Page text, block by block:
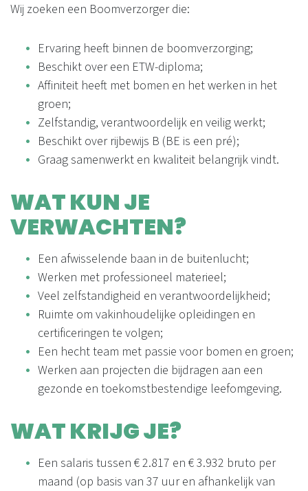
Wij zoeken een Boomverzorger die:
Ervaring heeft binnen de boomverzorging;
Beschikt over een ETW-diploma;
Affiniteit heeft met bomen en het werken in het
groen;
Zelfstandig, verantwoordelijk en veilig werkt;
Beschikt over rijbewijs B (BE is een pré);
Graag samenwerkt en kwaliteit belangrijk vindt.
WAT KUN JE
VERWACHTEN?
Een afwisselende baan in de buitenlucht;
Werken met professioneel materieel;
Veel zelfstandigheid en verantwoordelijkheid;
Ruimte om vakinhoudelijke opleidingen en
certificeringen te volgen;
Een hecht team met passie voor bomen en groen;
Werken aan projecten die bijdragen aan een
gezonde en toekomstbestendige leefomgeving.
WAT KRIJG JE?
Een salaris tussen € 2.817 en € 3.932 bruto per
maand (op basis van 37 uur en afhankelijk van